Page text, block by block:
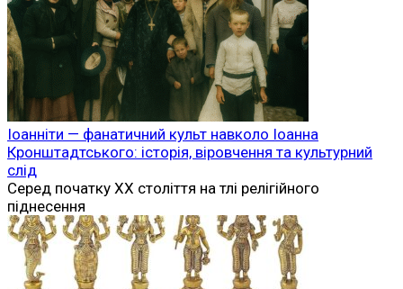
Іоанніти — фанатичний культ навколо Іоанна
Кронштадтського: історія, віровчення та культурний
слід
Серед початку XX століття на тлі релігійного
піднесення